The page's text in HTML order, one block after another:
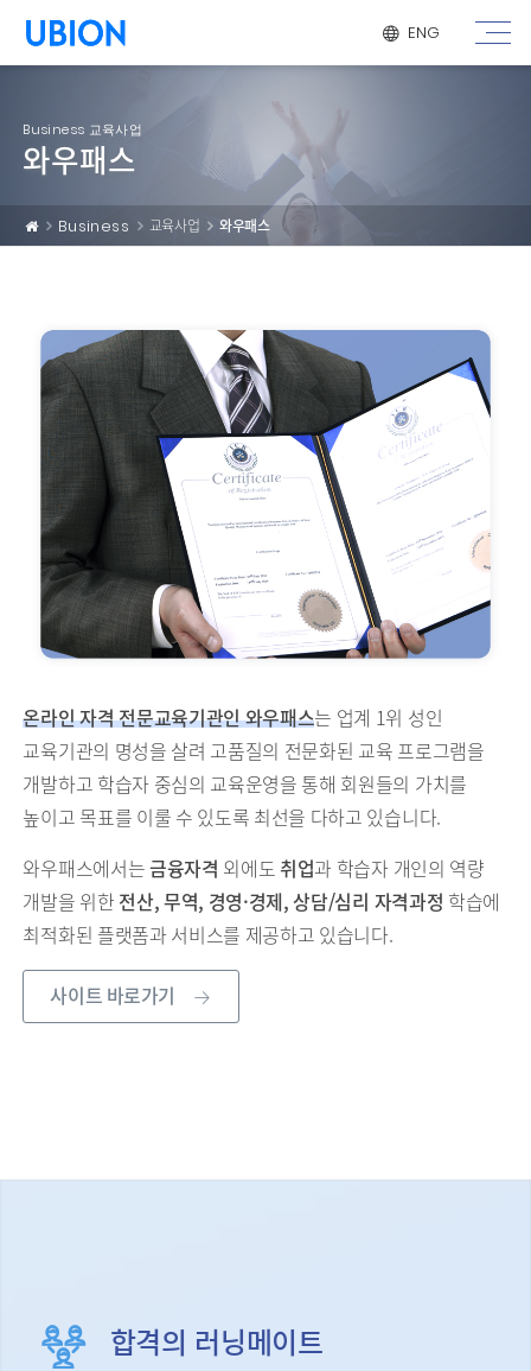
메뉴 건너 뛰기
ENG
Business 교육사업
와우패스
Business 교육사업 와우패스
온라인 자격 전문교육기관인 와우패스는 업계 1위 성인
교육기관의 명성을 살려 고품질의 전문화된 교육 프로그램을
개발하고 학습자 중심의 교육운영을 통해 회원들의 가치를
높이고 목표를 이룰 수 있도록 최선을 다하고 있습니다.
와우패스에서는 금융자격 외에도 취업과 학습자 개인의 역량
개발을 위한 전산, 무역, 경영·경제, 상담/심리 자격과정 학습에
최적화된 플랫폼과 서비스를 제공하고 있습니다.
사이트 바로가기
합격의 러닝메이트